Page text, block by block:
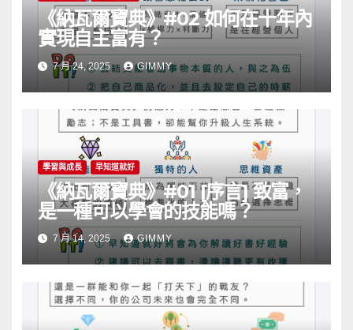
《納瓦爾寶典》#02 如何在十年內
實現自主富有？
7 月 24, 2025 GIMMY
學習與成長 早知道就好
《納瓦爾寶典》#01 [序言] 致富，
是一種可以學會的技能嗎？
7 月 14, 2025 GIMMY